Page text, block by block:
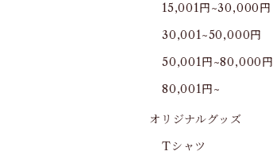
15,001円~30,000円
30,001~50,000円
50,001円~80,000円
80,001円~
オリジナルグッズ
Tシャツ